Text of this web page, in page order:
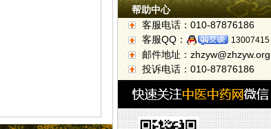
帮助中心
客服电话：010-87876186
客服QQ：
13007415
邮件地址：zhzyw@zhzyw.org
投诉电话：010-87876186